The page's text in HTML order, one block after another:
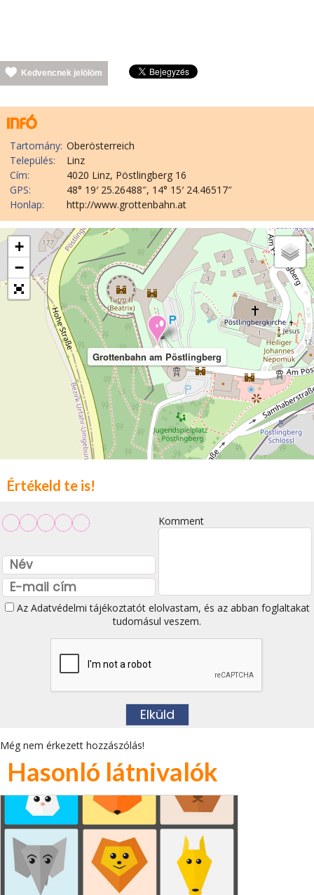
Kedvencnek jelölöm
Tartomány: Oberösterreich
Település:
Linz
Cím:
4020 Linz, Pöstlingberg 16
GPS:
48° 19′ 25.26488″, 14° 15′ 24.46517″
Honlap:
http://www.grottenbahn.at
Grottenbahn am Pöstlingberg
+
−
Értékeld te is!
Komment
Az Adatvédelmi tájékoztatótelolvastam, és az abban foglaltakat
tudomásul veszem.
Még nem érkezett hozzászólás!
Hasonló látnivalók